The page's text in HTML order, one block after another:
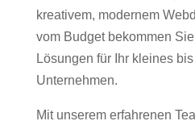
kreativem, modernem
vom Budget bekommen
Lösungen für Ihr kleines
Unternehmen.
Mit unserem erfahrenen